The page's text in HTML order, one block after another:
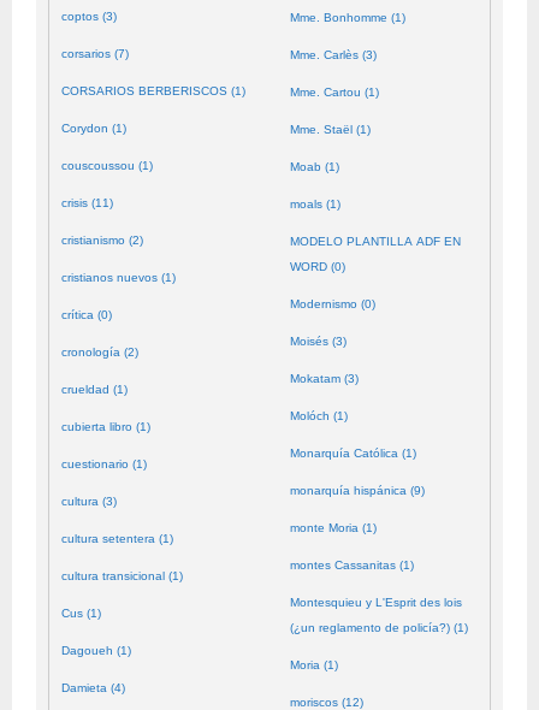
coptos (3)
corsarios (7)
CORSARIOS BERBERISCOS (1)
Corydon (1)
couscoussou (1)
crisis (11)
cristianismo (2)
cristianos nuevos (1)
crítica (0)
cronología (2)
crueldad (1)
cubierta libro (1)
cuestionario (1)
cultura (3)
cultura setentera (1)
cultura transicional (1)
Cus (1)
Dagoueh (1)
Damieta (4)
Mme. Bonhomme (1)
Mme. Carlès (3)
Mme. Cartou (1)
Mme. Staël (1)
Moab (1)
moals (1)
MODELO PLANTILLA ADF EN
WORD (0)
Modernismo (0)
Moisés (3)
Mokatam (3)
Molóch (1)
Monarquía Católica (1)
monarquía hispánica (9)
monte Moria (1)
montes Cassanitas (1)
Montesquieu y L'Esprit des lois
(¿un reglamento de policía?) (1)
Moria (1)
moriscos (12)